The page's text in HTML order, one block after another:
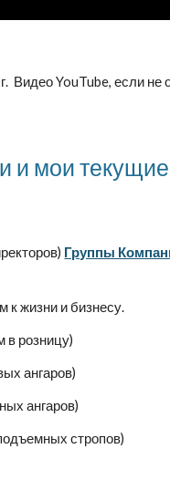
Видео YouTube, если не
и мои
Группы
жизни и бизнесу.
розницу)
ангаров)
ангаров)
стропов)